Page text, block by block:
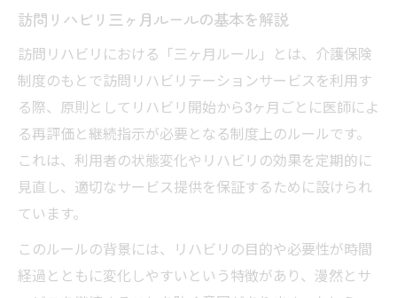
訪問リハビリに必要なOT・PTの連携力
OTとPTが現場で直面する課題を考察
訪問リハビリで求められる制度知識
訪問リハビリ制度の基礎知識を整理
介護保険と訪問リハビリの関わり方
訪問リハビリ開設基準の要点と現場対応
必要書類と運用ルールを現場目線で解説
訪問リハビリのしんどさと対策とは
訪問リハビリ現場で感じるしんどい理由
訪問リハビリ三ヶ月ルールの基本を解説
訪問リハビリにおける「三ヶ月ルール」とは、介護保険
制度のもとで訪問リハビリテーションサービスを利用す
る際、原則としてリハビリ開始から3ヶ月ごとに医師によ
る再評価と継続指示が必要となる制度上のルールです。
これは、利用者の状態変化やリハビリの効果を定期的に
見直し、適切なサービス提供を保証するために設けられ
ています。
このルールの背景には、リハビリの目的や必要性が時間
経過とともに変化しやすいという特徴があり、漫然とサ